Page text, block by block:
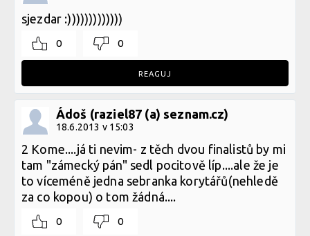
sjezdar :)))))))))))))
0 0
REAGUJ
Ádoš (raziel87 (a) seznam.cz)
18.6.2013 v 15:03
2 Kome....já ti nevim- z těch dvou finalistů by mi
tam "zámecký pán" sedl pocitově líp....ale že je
to víceméně jedna sebranka korytářů(nehledě
za co kopou) o tom žádná....
0 0